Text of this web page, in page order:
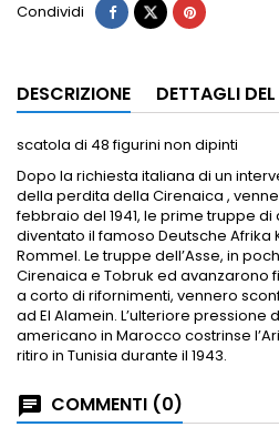
Condividi
DESCRIZIONE DETTAGLI
scatola di 48 figurini non dipinti
Dopo la richiesta italiana di un
della perdita della Cirenaica ,
febbraio del 1941, le prime truppe
diventato il famoso Deutsche Afrika
Rommel. Le truppe dell’Asse, in
Cirenaica e Tobruk ed avanzarono
a corto di rifornimenti, vennero
ad El Alamein. L’ulteriore
americano in Marocco costrinse
ritiro in Tunisia durante il 1943.
COMMENTI (0)